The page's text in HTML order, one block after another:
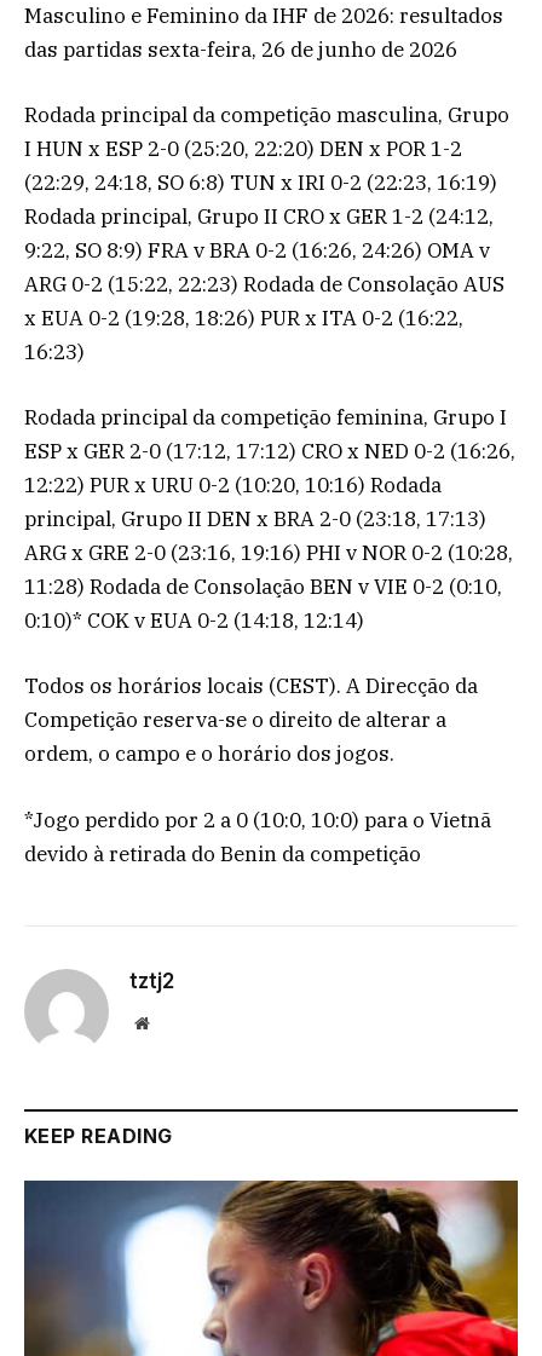
Masculino e Feminino da IHF de 2026: resultados
das partidas sexta-feira, 26 de junho de 2026
Rodada principal da competição masculina, Grupo
I HUN x ESP 2-0 (25:20, 22:20) DEN x POR 1-2
(22:29, 24:18, SO 6:8) TUN x IRI 0-2 (22:23, 16:19)
Rodada principal, Grupo II CRO x GER 1-2 (24:12,
9:22, SO 8:9) FRA v BRA 0-2 (16:26, 24:26) OMA v
ARG 0-2 (15:22, 22:23) Rodada de Consolação AUS
x EUA 0-2 (19:28, 18:26) PUR x ITA 0-2 (16:22,
16:23)
Rodada principal da competição feminina, Grupo I
ESP x GER 2-0 (17:12, 17:12) CRO x NED 0-2 (16:26,
12:22) PUR x URU 0-2 (10:20, 10:16) Rodada
principal, Grupo II DEN x BRA 2-0 (23:18, 17:13)
ARG x GRE 2-0 (23:16, 19:16) PHI v NOR 0-2 (10:28,
11:28) Rodada de Consolação BEN v VIE 0-2 (0:10,
0:10)* COK v EUA 0-2 (14:18, 12:14)
Todos os horários locais (CEST). A Direcção da
Competição reserva-se o direito de alterar a
ordem, o campo e o horário dos jogos.
*Jogo perdido por 2 a 0 (10:0, 10:0) para o Vietnã
devido à retirada do Benin da competição
tztj2
Website
KEEP READING